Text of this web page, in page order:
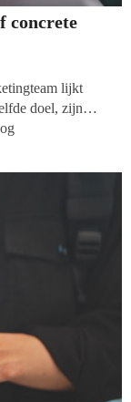
concrete
lijkt
doel, zijn
worden niet
weg in
vaak achter.